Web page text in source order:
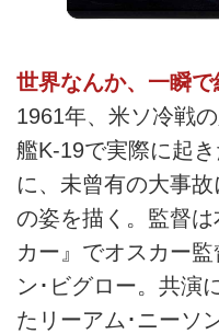
世界なんか、一瞬で
1961年、米ソ冷戦
艦K-19で実際に起
に、未曾有の大事
の姿を描く。監督
カー』でオスカー
ン･ビグロー。共演
たリーアム･ニーソン